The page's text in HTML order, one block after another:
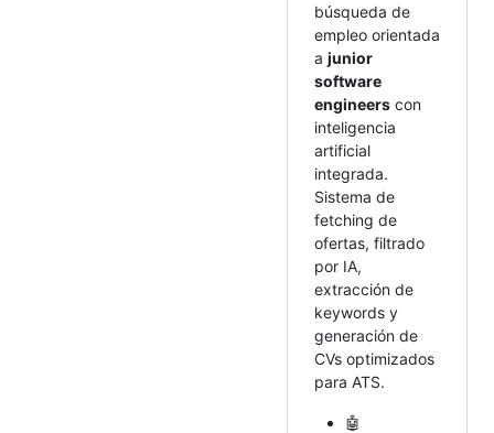
búsqueda de
empleo orientada
a junior
software
engineers con
inteligencia
artificial
integrada.
Sistema de
fetching de
ofertas, filtrado
por IA,
extracción de
keywords y
generación de
CVs optimizados
para ATS.
🤖